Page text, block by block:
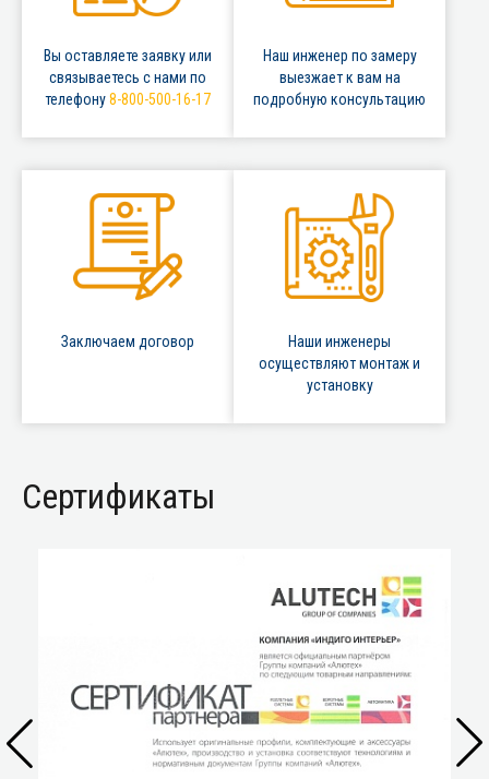
Вы оставляете заявку или
связываетесь с нами по
телефону8-800-500-16-17
Наш инженер по замеру
выезжает к вам на
подробную консультацию
Заключаем договор
Наши инженеры
осуществляют монтаж и
установку
Сертификаты